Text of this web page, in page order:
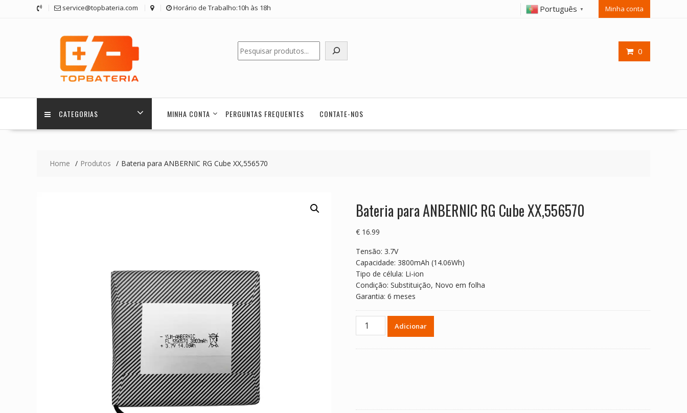
service@topbateria.com Horário de Trabalho:10h às 18h Português ▼ Minha conta
0
Pesquisar
CATEGORIAS MINHA CONTA PERGUNTAS FREQUENTES CONTATE-NOS
Home Produtos Bateria para ANBERNIC RG Cube XX,556570
Bateria para ANBERNIC RG Cube XX,556570
€ 16.99
Tensão: 3.7V
Capacidade: 3800mAh (14.06Wh)
Tipo de célula: Li-ion
Condição: Substituição, Novo em folha
Garantia: 6 meses
Quantidade
Adicionar